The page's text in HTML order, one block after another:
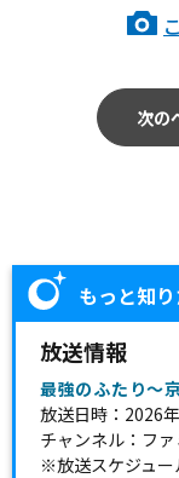
次の
もっと知り
放送情報
最強のふたり～
放送日時：2026
チャンネル：フ
※放送スケジュー